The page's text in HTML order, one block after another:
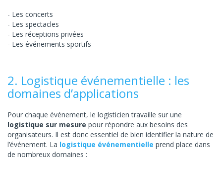
Les concerts
Les spectacles
Les réceptions privées
Les événements sportifs
2. Logistique événementielle : les
domaines d’applications
Pour chaque événement, le logisticien travaille sur une
logistique sur mesure pour répondre aux besoins des
organisateurs. Il est donc essentiel de bien identifier la nature de
l’événement. La logistique événementielle prend place dans
de nombreux domaines :